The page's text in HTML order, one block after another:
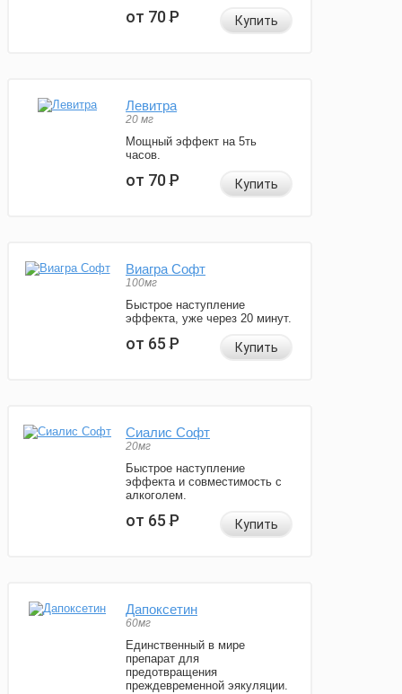
от 70Р Купить
Левитра
20 мг
Мощный эффект на 5ть
часов.
от 70Р Купить
Виагра Софт
100мг
Быстрое наступление
эффекта, уже через 20 минут.
от 65Р Купить
Сиалис Софт
20мг
Быстрое наступление
эффекта и совместимость с
алкоголем.
от 65Р Купить
Дапоксетин
60мг
Единственный в мире
препарат для
предотвращения
преждевременной эякуляции.